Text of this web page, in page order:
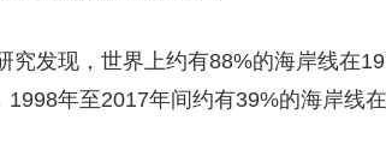
央博 非遗 文化 旅游 科普
云起 超级工厂 智敬中国 全民健康
现，世界上约有88%的海岸线在
1998年至2017年间约有39%的海岸线